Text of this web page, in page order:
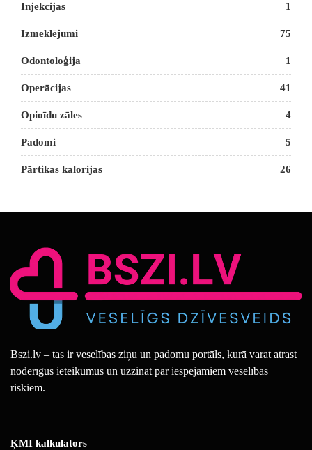
Injekcijas 1
Izmeklējumi 75
Odontoloģija 1
Operācijas 41
Opioīdu zāles 4
Padomi 5
Pārtikas kalorijas 26
Bszi.lv – tas ir veselības ziņu un padomu portāls, kurā varat atrast
noderīgus ieteikumus un uzzināt par iespējamiem veselības
riskiem.
ĶMI kalkulators